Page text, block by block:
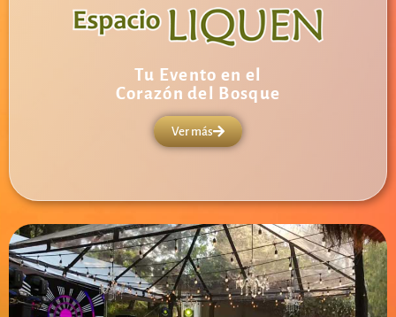
Tu Evento en el
Corazón del Bosque
Ver más